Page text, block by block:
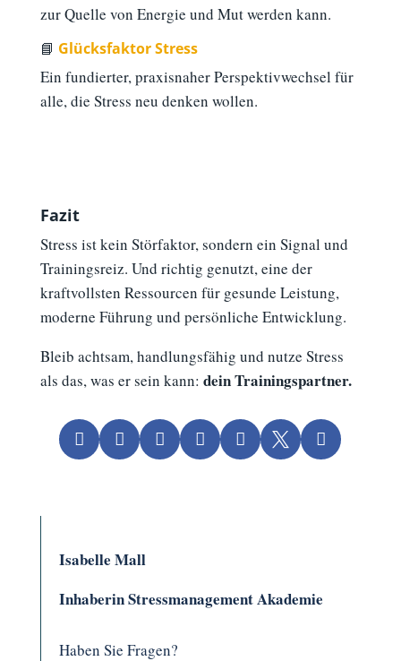
zur Quelle von Energie und Mut werden kann.
📘 Glücksfaktor Stress
Ein fundierter, praxisnaher Perspektivwechsel für
alle, die Stress neu denken wollen.
Fazit
Stress ist kein Störfaktor, sondern ein Signal und
Trainingsreiz. Und richtig genutzt, eine der
kraftvollsten Ressourcen für gesunde Leistung,
moderne Führung und persönliche Entwicklung.
Bleib achtsam, handlungsfähig und nutze Stress
als das, was er sein kann: dein Trainingspartner.
      
Isabelle Mall
Inhaberin Stressmanagement Akademie
Haben Sie Fragen?